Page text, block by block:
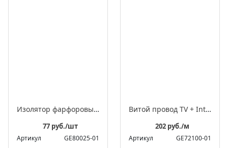
Изолятор фарфоровый квадратный для монтажа витого ретро провода
77 руб./шт
Артикул
GE80025-01
Витой провод TV + Internet
202 руб./м
Артикул
GE72100-01